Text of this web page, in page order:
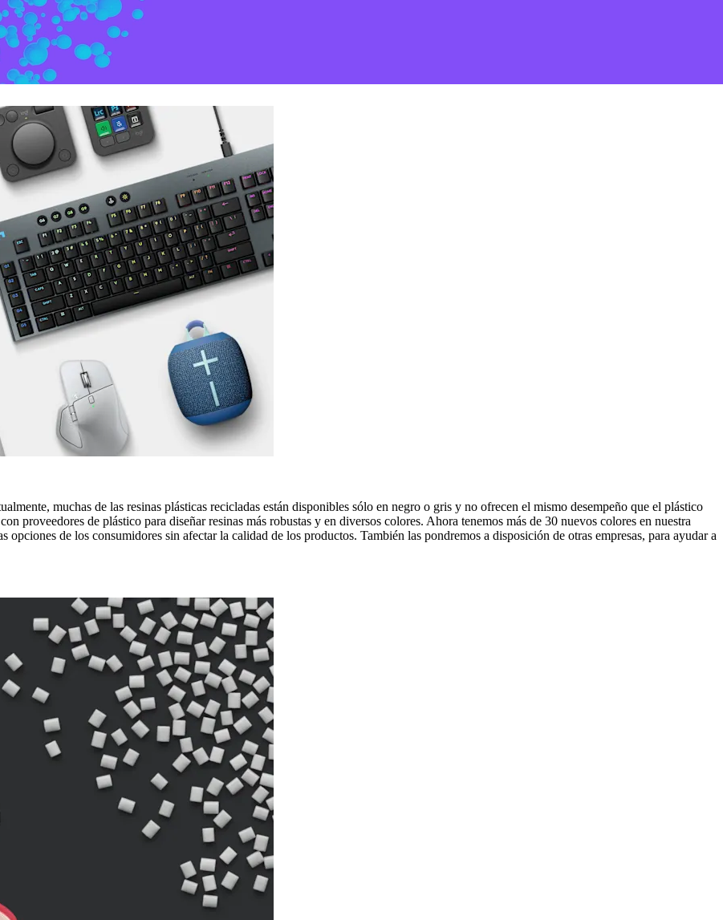
muchas de las resinas plásticas recicladas están disponibles sólo en negro o gris y no ofrecen el mismo desempeño que el plástico
proveedores de plástico para diseñar resinas más robustas y en diversos colores. Ahora tenemos más de 30 nuevos colores en nuestra
opciones de los consumidores sin afectar la calidad de los productos. También las pondremos a disposición de otras empresas, para ayudar a